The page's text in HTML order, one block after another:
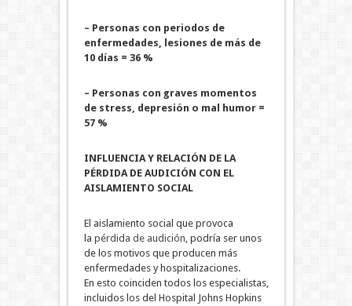
– Personas con periodos de
enfermedades, lesiones de más de
10 días = 36 %
– Personas con graves momentos
de stress, depresión o mal humor =
57 %
INFLUENCIA Y RELACIÓN DE LA
PÉRDIDA DE AUDICIÓN CON EL
AISLAMIENTO SOCIAL
El aislamiento social que provoca
la pérdida de audición, podría ser unos
de los motivos que producen más
enfermedades y hospitalizaciones.
En esto coinciden todos los especialistas,
incluidos los del Hospital Johns Hopkins